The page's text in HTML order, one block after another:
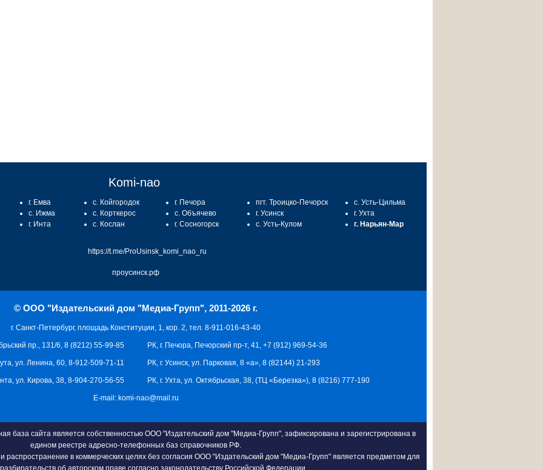
Komi-nao
г. Емва
с. Ижма
г. Инта
с. Койгородок
с. Корткерос
с. Кослан
г. Печора
с. Объячево
г. Сосногорск
пгт. Троицко-Печорск
г. Усинск
с. Усть-Кулом
с. Усть-Цильма
г. Ухта
г. Нарьян-Мар
https://t.me/ProUsinsk_komi_nao_ru
проусинск.рф
© ООО "Издательский дом "Медиа-Групп", 2011-2026 г.
г. Санкт-Петербург, площадь Конституции, 1, кор. 2, тел. 8-911-016-43-40
РК, г. Печора, Печорский пр-т, 41, +7 (912) 969-54-36
РК, г. Усинск, ул. Парковая, 8 «а», 8 (82144) 21-293
РК, г. Ухта, ул. Октябрьская, 38, (ТЦ «Березка»), 8 (8216) 777-190
пр., 131/6, 8 (8212) 55-99-85
ул. Ленина, 60, 8-912-509-71-11
ул. Кирова, 38, 8-904-270-56-55
E-mail: komi-nao@mail.ru
база сайта является собственностью ООО "Издательский дом "Медиа-Групп", зафиксирована и зарегистрирована в
едином реестре адресно-телефонных баз справочников РФ.
распространение в коммерческих целях без согласия ООО "Издательский дом "Медиа-Групп" является предметом для
об авторском праве согласно законодательству Российской Федерации.